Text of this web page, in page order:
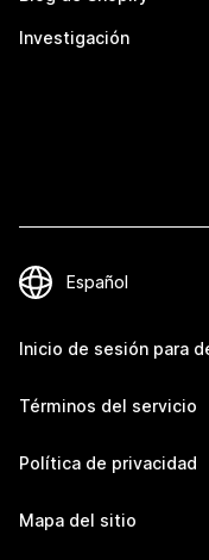
Investigación
Inicio de sesión para
Términos del servicio
Política de privacidad
Mapa del sitio